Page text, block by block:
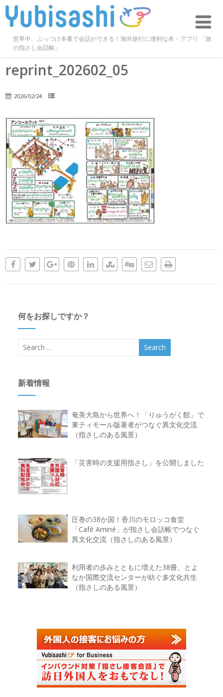
世界中、ぶっつけ本番で会話ができる！海外旅行に便利な本・アプリ 「旅
の指さし会話帳」
reprint_202602_05
2026/02/24
何をお探しですか？
新着情報
奄美大島から世界へ！「りゅうがく館」で
東ティモール版著者がつなぐ異文化交流
（指さしのある風景）
「災害時の支援用指さし」を公開しました
圧巻の38か国！香川のモロッコ食堂
「Café Aminé」が指さし会話帳でつなぐ
異文化交流（指さしのある風景）
利用者の歩みとともに増えた38冊。とよ
なか国際交流センターが紡ぐ多文化共生
（指さしのある風景）